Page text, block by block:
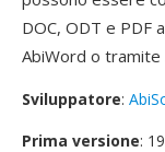
DOC, ODT e
AbiWord o
Sviluppatore:
Prima versione: